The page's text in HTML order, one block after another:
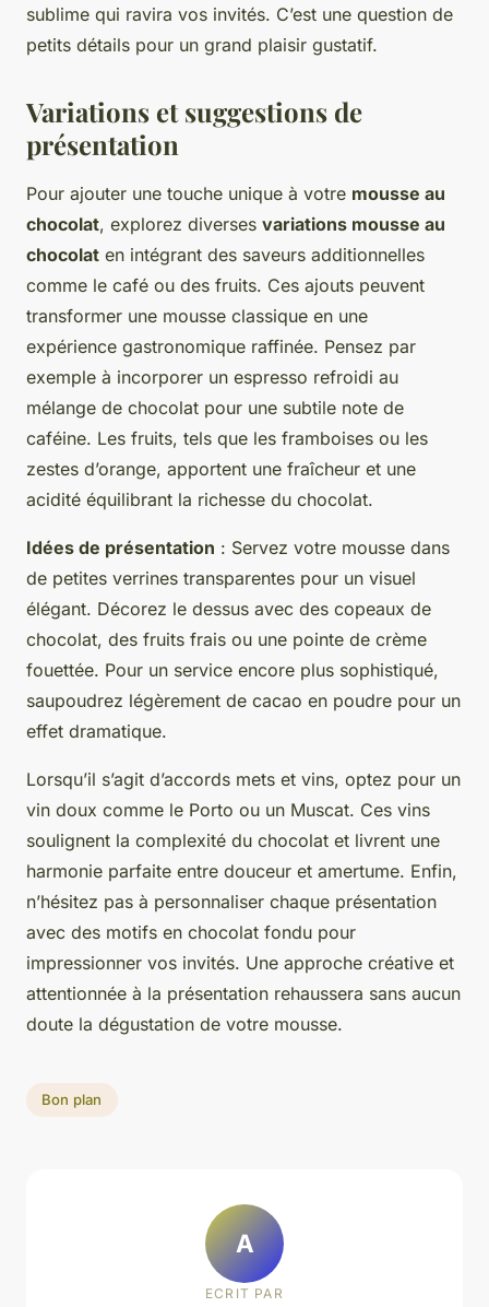
sublime qui ravira vos invités. C’est une question de
petits détails pour un grand plaisir gustatif.
Variations et suggestions de
présentation
Pour ajouter une touche unique à votre mousse au
chocolat, explorez diverses variations mousse au
chocolat en intégrant des saveurs additionnelles
comme le café ou des fruits. Ces ajouts peuvent
transformer une mousse classique en une
expérience gastronomique raffinée. Pensez par
exemple à incorporer un espresso refroidi au
mélange de chocolat pour une subtile note de
caféine. Les fruits, tels que les framboises ou les
zestes d’orange, apportent une fraîcheur et une
acidité équilibrant la richesse du chocolat.
Idées de présentation : Servez votre mousse dans
de petites verrines transparentes pour un visuel
élégant. Décorez le dessus avec des copeaux de
chocolat, des fruits frais ou une pointe de crème
fouettée. Pour un service encore plus sophistiqué,
saupoudrez légèrement de cacao en poudre pour un
effet dramatique.
Lorsqu’il s’agit d’accords mets et vins, optez pour un
vin doux comme le Porto ou un Muscat. Ces vins
soulignent la complexité du chocolat et livrent une
harmonie parfaite entre douceur et amertume. Enfin,
n’hésitez pas à personnaliser chaque présentation
avec des motifs en chocolat fondu pour
impressionner vos invités. Une approche créative et
attentionnée à la présentation rehaussera sans aucun
doute la dégustation de votre mousse.
Bon plan
A
ECRIT PAR